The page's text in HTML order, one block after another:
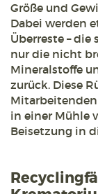
Größe und
Dabei werden
Überreste –
nur die nicht
Mineralstoffe
zurück. Diese
in einer Mühle
Beisetzung in